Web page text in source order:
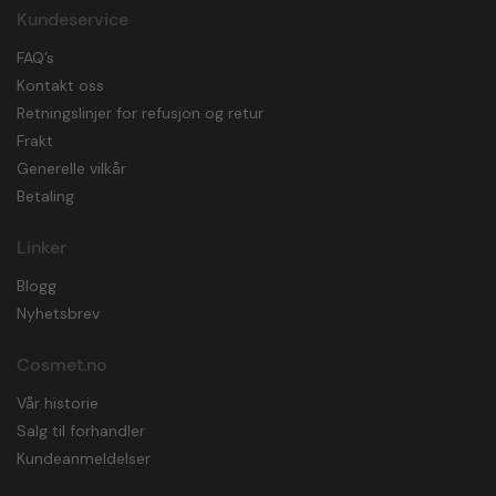
Kundeservice
FAQ’s
Kontakt oss
Retningslinjer for refusjon og retur
Frakt
Generelle vilkår
Betaling
Linker
Blogg
Nyhetsbrev
Cosmet.no
Vår historie
Salg til forhandler
Kundeanmeldelser